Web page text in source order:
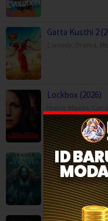
Gatta Kusthi 2
Lockbox (2026)
The Deadly
Horror,Movies ,